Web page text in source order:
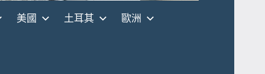
美國 土耳其 歐洲